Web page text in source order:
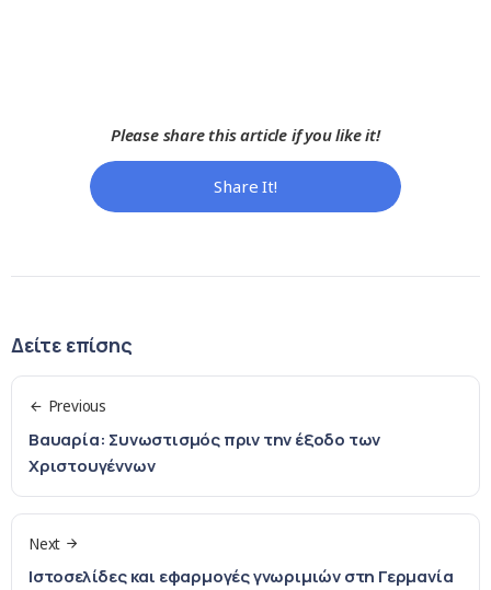
Please share this article if you like it!
Share It!
Δείτε επίσης
Previous
Βαυαρία: Συνωστισμός πριν την έξοδο των
Χριστουγέννων
Next
Ιστοσελίδες και εφαρμογές γνωριμιών στη Γερμανία